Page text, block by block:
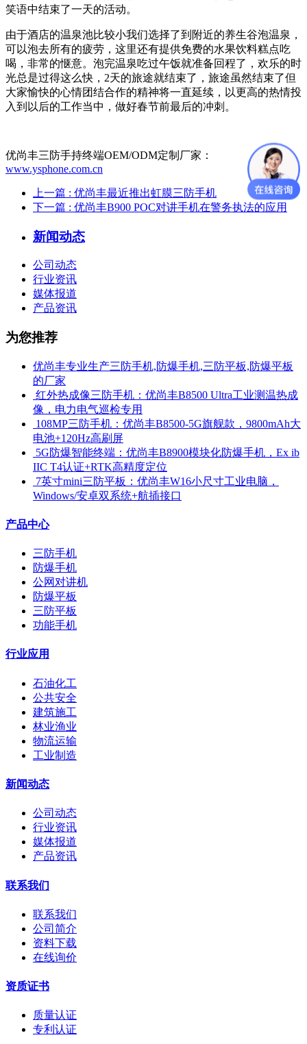
笑语中结束了一天的活动。
由于酒店的温泉池比较小我们选择了到附近的养生谷泡温泉，
可以泡去所有的疲劳，这里还有提供免费的水果饮料糕点吃
喝，非常的惬意。泡完温泉吃过午饭就准备回程了，欢乐的时
光总是过得这么快，2天的旅途就结束了，旅途虽然结束了但
大家愉快的心情团结合作的精神将一直延续，以更高的热情投
入到以后的工作当中，做好春节前最后的冲刺。
优尚丰三防手持终端OEM/ODM定制厂家：
www.ysphone.com.cn
上一篇 : 优尚丰最近推出虹膜三防手机
下一篇 : 优尚丰B900 POC对讲手机在警务执法的应用
新闻动态
公司动态
行业资讯
媒体报道
产品资讯
为您推荐
优尚丰专业生产三防手机,防爆手机,三防平板,防爆平板
的厂家
​ 红外热成像三防手机：优尚丰B8500 Ultra工业测温热成
像，电力电气巡检专用
​ 108MP三防手机：优尚丰B8500-5G旗舰款，9800mAh大
电池+120Hz高刷屏
​ 5G防爆智能终端：优尚丰B8900模块化防爆手机，Ex ib
IIC T4认证+RTK高精度定位
​ 7英寸mini三防平板：优尚丰W16小尺寸工业电脑，
Windows/安卓双系统+航插接口
产品中心
三防手机
防爆手机
公网对讲机
防爆平板
三防平板
功能手机
行业应用
石油化工
公共安全
建筑施工
林业渔业
物流运输
工业制造
新闻动态
公司动态
行业资讯
媒体报道
产品资讯
联系我们
联系我们
公司简介
资料下载
在线询价
资质证书
质量认证
专利认证